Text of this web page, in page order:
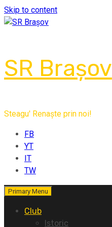
Skip to content
SR Brașov
Steagu' Renaște prin noi!
FB
YT
IT
TW
Primary Menu
Club
Istoric